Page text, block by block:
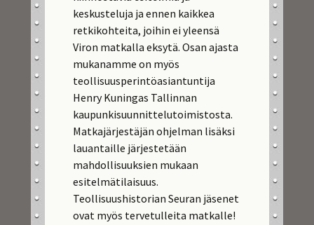
keskusteluja ja ennen kaikkea
retkikohteita, joihin ei yleensä
Viron matkalla eksytä. Osan ajasta
mukanamme on myös
teollisuusperintöasiantuntija
Henry Kuningas Tallinnan
kaupunkisuunnittelutoimistosta.
Matkajärjestäjän ohjelman lisäksi
lauantaille järjestetään
mahdollisuuksien mukaan
esitelmätilaisuus.
Teollisuushistorian Seuran jäsenet
ovat myös tervetulleita matkalle!